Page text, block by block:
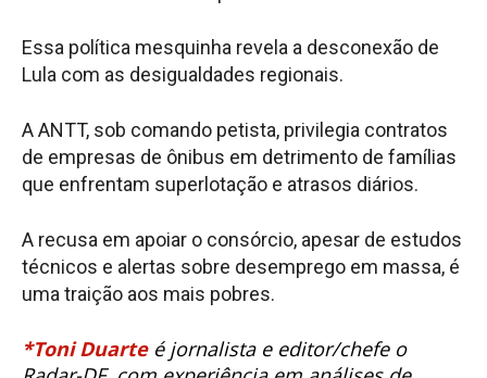
Essa política mesquinha revela a desconexão de
Lula com as desigualdades regionais.
A ANTT, sob comando petista, privilegia contratos
de empresas de ônibus em detrimento de famílias
que enfrentam superlotação e atrasos diários.
A recusa em apoiar o consórcio, apesar de estudos
técnicos e alertas sobre desemprego em massa, é
uma traição aos mais pobres.
*Toni Duarteé jornalista e editor/chefe o